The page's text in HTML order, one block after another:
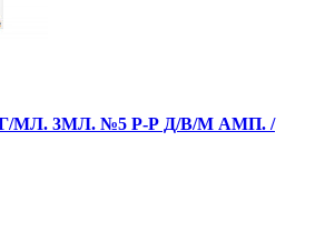
МЛ. 3МЛ. №5 Р-Р Д/В/М АМП. /